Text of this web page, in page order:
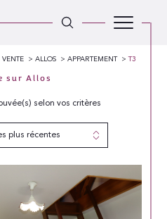
VENTE ALLOS APPARTEMENT T3
sur Allos
selon vos critères
plus récentes